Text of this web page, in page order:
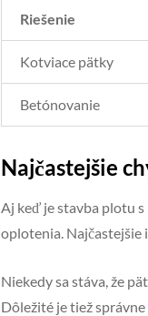
Riešenie
Kotviace pätky
Betónovanie
Najčastejšie
Aj keď je stavba plotu
oplotenia. Najčastejšie
Niekedy sa stáva, že
Dôležité je tiež